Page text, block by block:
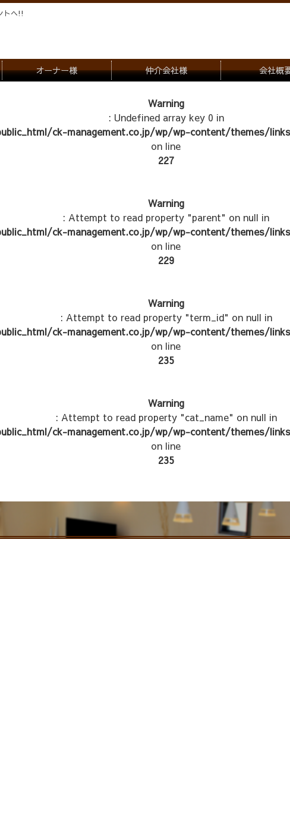
トヘ!!
オーナー様 仲介会社様
物件写真
管理物件紹介
会社概
Warning
: Undefined array key 0 in
ck-management.co.jp/wp/wp-content/themes/
on line
227
Warning
: Attempt to read property "parent" on null in
ck-management.co.jp/wp/wp-content/themes/
on line
229
Warning
: Attempt to read property "term_id" on null in
ck-management.co.jp/wp/wp-content/themes/
on line
235
Warning
: Attempt to read property "cat_name" on null in
ck-management.co.jp/wp/wp-content/themes/
on line
235